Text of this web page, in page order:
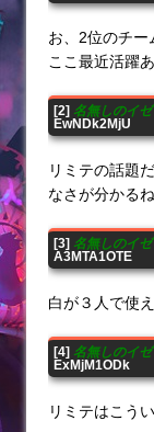
お、2位のチー
ここ最近活躍
[2] 名無しのイ
EwNDk2MjU
リミテの話題
なさが分かるね
[3] 名無しのイ
A3MTA1OTE
白が３人で使
[4] 名無しのイ
ExMjM1ODk
リミテはこう